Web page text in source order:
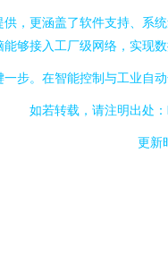
，更涵盖了软件支持、
够接入工厂级网络，实现
步。在智能控制与工业自
如若转载，请注明出处
更新